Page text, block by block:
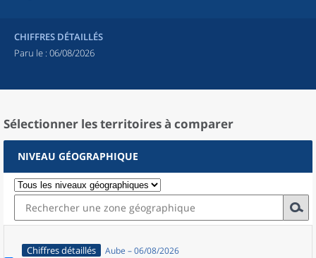
CHIFFRES DÉTAILLÉS
Paru le : 06/08/2026
Sélectionner les territoires à comparer
NIVEAU GÉOGRAPHIQUE
Chiffres détaillés Aube – 06/08/2026